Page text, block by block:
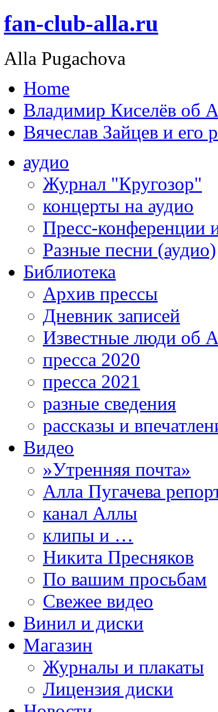
fan-club-alla.ru
Alla Pugachova
Home
Владимир Киселёв об
Вячеслав Зайцев и его
аудио
Журнал "Кругозор"
концерты на аудио
Пресс-конференции
Разные песни (аудио)
Библиотека
Архив прессы
Дневник записей
Известные люди об
пресса 2020
пресса 2021
разные сведения
рассказы и
Видео
»Утренняя почта»
Алла Пугачева
канал Аллы
клипы и …
Никита Пресняков
По вашим просьбам
Свежее видео
Винил и диски
Магазин
Журналы и плакаты
Лицензия диски